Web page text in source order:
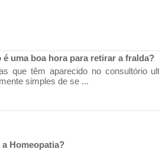
é uma boa hora para retirar a fralda?
que têm aparecido no consultório
simples de se ...
a Homeopatia?